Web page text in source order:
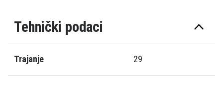
Tehnički podaci
Trajanje 29